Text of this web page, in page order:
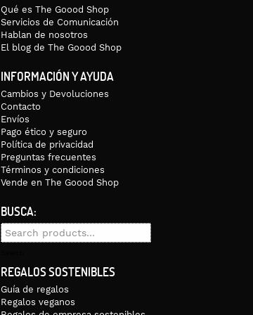
Qué es The Goood Shop
Servicios de Comunicación
Hablan de nosotros
El blog de The Goood Shop
INFORMACIÓN Y AYUDA
Cambios y Devoluciones
Contacto
Envíos
Pago ético y seguro
Política de privacidad
Preguntas frecuentes
Términos y condiciones
Vende en The Goood Shop
BUSCA:
Search
REGALOS SOSTENIBLES
Guía de regalos
Regalos veganos